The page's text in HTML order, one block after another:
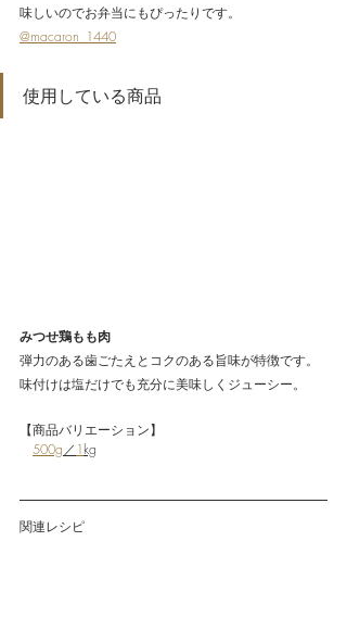
味しいのでお弁当にもぴったりです。
@macaron_1440
使用している商品
みつせ鶏もも肉
弾力のある歯ごたえとコクのある旨味が特徴です。
味付けは塩だけでも充分に美味しくジューシー。
【商品バリエーション】
500g／ 1kg
関連レシピ